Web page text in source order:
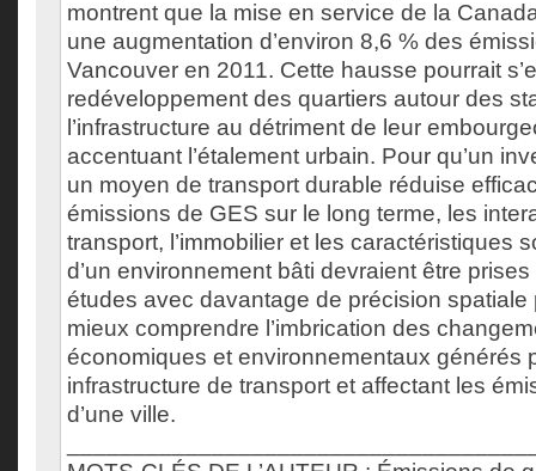
montrent que la mise en service de la
une augmentation d’environ 8,6 % des
Vancouver en 2011. Cette hausse pourrait
redéveloppement des quartiers autour des
l’infrastructure au détriment de leur
accentuant l’étalement urbain. Pour qu’un
un moyen de transport durable réduise
émissions de GES sur le long terme, les
transport, l’immobilier et les caractéristiques
d’un environnement bâti devraient être
études avec davantage de précision spatiale
mieux comprendre l’imbrication des
économiques et environnementaux générés
infrastructure de transport et affectant les
d’une ville.